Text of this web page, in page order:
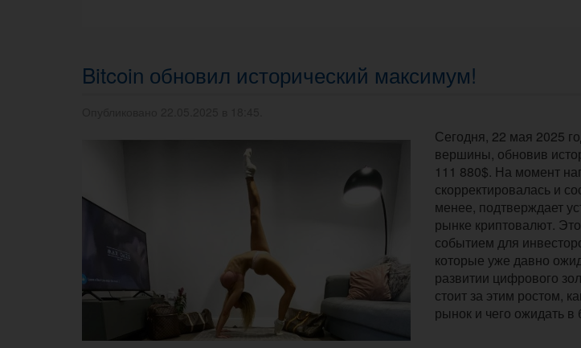
Bitcoin обновил исторический максимум!
Сегодня, 22 мая 2025
вершины, обновив
111 880$. На момент
скорректировалась и
менее, подтверждает
рынке криптовалют.
событием для
которые уже давно
развитии цифрового
стоит за этим ростом,
рынок и чего ожидать